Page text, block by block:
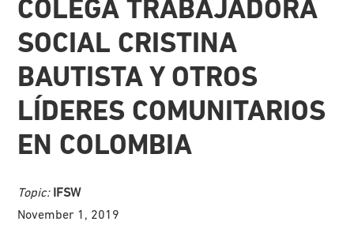
COLEGA TRABAJADORA
SOCIAL CRISTINA
BAUTISTA Y OTROS
LÍDERES COMUNITARIOS
EN COLOMBIA
Topic: IFSW
November 1, 2019